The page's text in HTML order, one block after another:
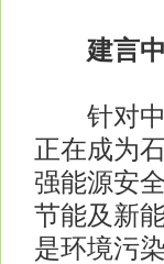
建言
针对中
正在成为
强能源安
节能及新
是环境污